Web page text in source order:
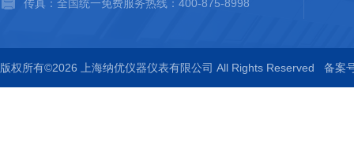
传真：全国统一免费服务热线：400-875-8998
版权所有©2026 上海纳优仪器仪表有限公司 All Rights Reserved 备案